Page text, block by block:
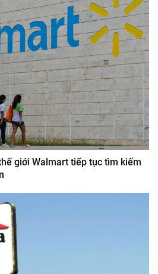
giới Walmart tiếp tục tìm kiếm